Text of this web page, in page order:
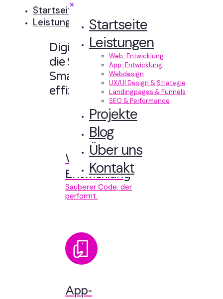
✕
Startseite
Leistungen
Web-Entwicklung
App-Entwicklung
Webdesign
UX/UI Design & Strategie
Landingpages & Funnels
SEO & Performance
Projekte
Blog
Über uns
Kontakt
Startseite
Leistungen
Digitale Erlebnisse,
die Sinn machen.
Smart designt und
effizient entwickelt.
Web-
Entwicklung
Sauberer Code, der
performt.
App-